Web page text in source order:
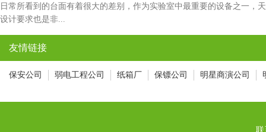
日常所看到的台面有着很大的差别，作为实验室中最重要的设备之一，
设计要求也是非...
友情链接
保安公司 弱电工程公司 纸箱厂 保镖公司 明星商演公司
联